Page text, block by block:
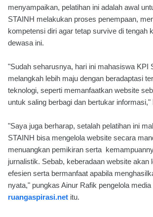
menyampaikan, pelatihan ini adalah awal
STAINH melakukan proses penempaan,
kompetensi diri agar tetap survive di tengah
dewasa ini.
"Sudah seharusnya, hari ini mahasiswa KPI
melangkah lebih maju dengan beradaptasi
teknologi, seperti memanfaatkan website
untuk saling berbagi dan bertukar informasi,"
"Saya juga berharap, setalah pelatihan ini
STAINH bisa mengelola website secara
menuangkan pemikiran serta
jurnalistik. Sebab, keberadaan website akan
efesien serta bermanfaat apabila
nyata," pungkas Ainur Rafik pengelola media
ruangaspirasi.net itu.